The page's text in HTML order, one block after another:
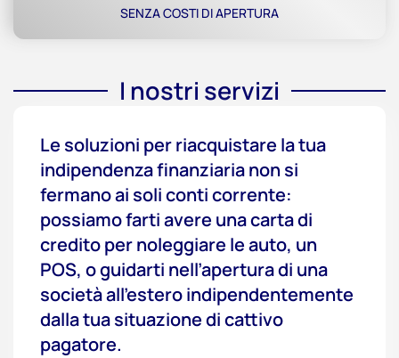
SENZA COSTI DI APERTURA
I nostri servizi
Le soluzioni per riacquistare la tua
indipendenza finanziaria non si
fermano ai soli conti corrente:
possiamo farti avere una carta di
credito per noleggiare le auto, un
POS, o guidarti nell’apertura di una
società all’estero indipendentemente
dalla tua situazione di cattivo
pagatore.